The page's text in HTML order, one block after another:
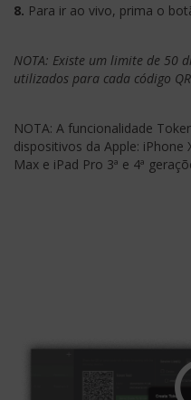
8. Para ir ao vivo, prima o
NOTA: Existe um limite de 50
utilizados para cada código
NOTA: A funcionalidade
dispositivos da Apple: iPhone
Max e iPad Pro 3ª e 4ª